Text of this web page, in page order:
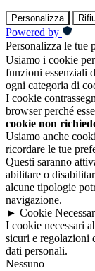
Personalizza
Powered by
Personalizza le tue
Usiamo i cookie
funzioni essenziali
ogni categoria di
I cookie
browser perché
cookie non
Usiamo anche
ricordare le tue
Questi saranno
abilitare o
alcune tipologie
navigazione.
► Cookie
I cookie necessari
sicuri e regolazioni
dati personali.
Nessuno